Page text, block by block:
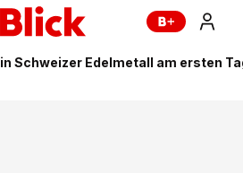
Schweizer Edelmetall am ersten